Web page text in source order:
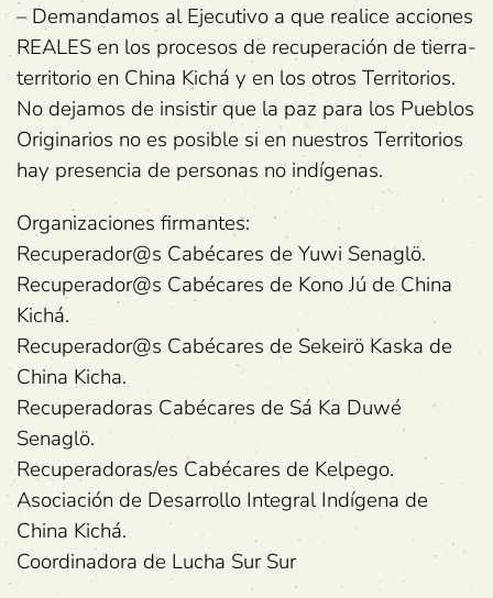
– Demandamos al Ejecutivo a que realice acciones
REALES en los procesos de recuperación de tierra-
territorio en China Kichá y en los otros Territorios.
No dejamos de insistir que la paz para los Pueblos
Originarios no es posible si en nuestros Territorios
hay presencia de personas no indígenas.
Organizaciones firmantes:
Recuperador@s Cabécares de Yuwi Senaglö.
Recuperador@s Cabécares de Kono Jú de China
Kichá.
Recuperador@s Cabécares de Sekeirö Kaska de
China Kicha.
Recuperadoras Cabécares de Sá Ka Duwé
Senaglö.
Recuperadoras/es Cabécares de Kelpego.
Asociación de Desarrollo Integral Indígena de
China Kichá.
Coordinadora de Lucha Sur Sur